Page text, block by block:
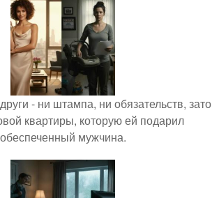
- ни штампа, ни обязательств, зато
квартиры, которую ей подарил
обеспеченный мужчина.